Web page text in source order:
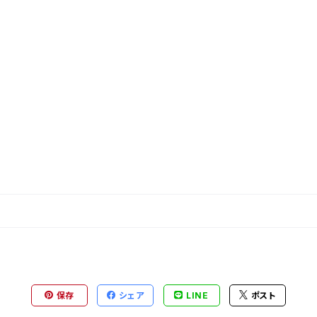
保存 シェア LINE ポスト